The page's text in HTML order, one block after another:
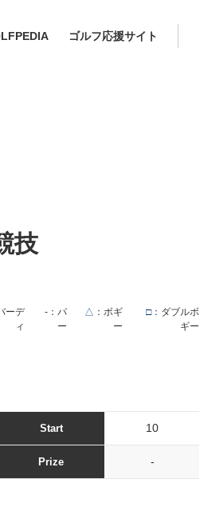
ゴルフ応援サイト
技
ーデ
ィ
-：パ
ー
△ ：ボギ
ー
□：ダブルボ
ギー
Start 10
Prize -